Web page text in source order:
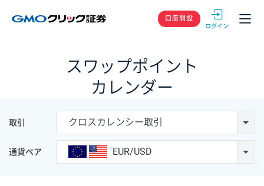
GMOクリック
口座開設
スワップポイント
カレンダー
取引 クロスカレンシー取引
通貨ペア EUR/USD